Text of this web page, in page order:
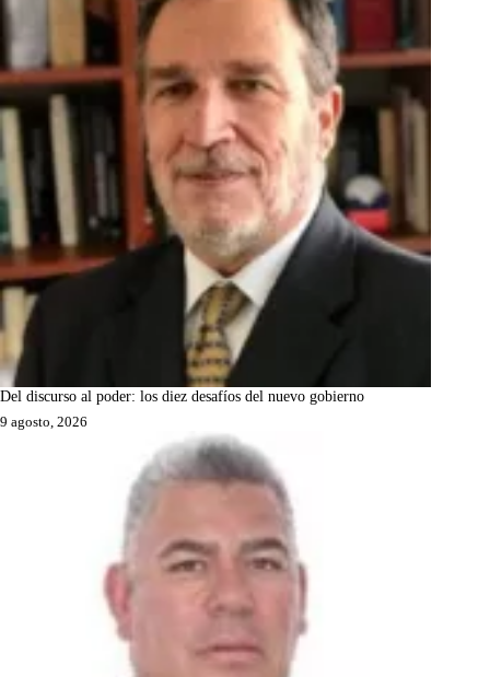
Del discurso al poder: los diez desafíos del nuevo gobierno
9 agosto, 2026